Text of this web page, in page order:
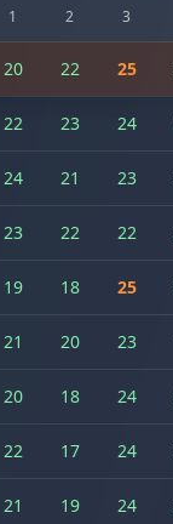
1 2 3
20 22 25
22 23 24
24 21 23
23 22 22
19 18 25
21 20 23
20 18 24
22 17 24
21 19 24